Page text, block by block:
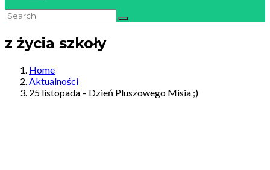
z życia szkoły
Home
Aktualności
25 listopada – Dzień Pluszowego Misia ;)